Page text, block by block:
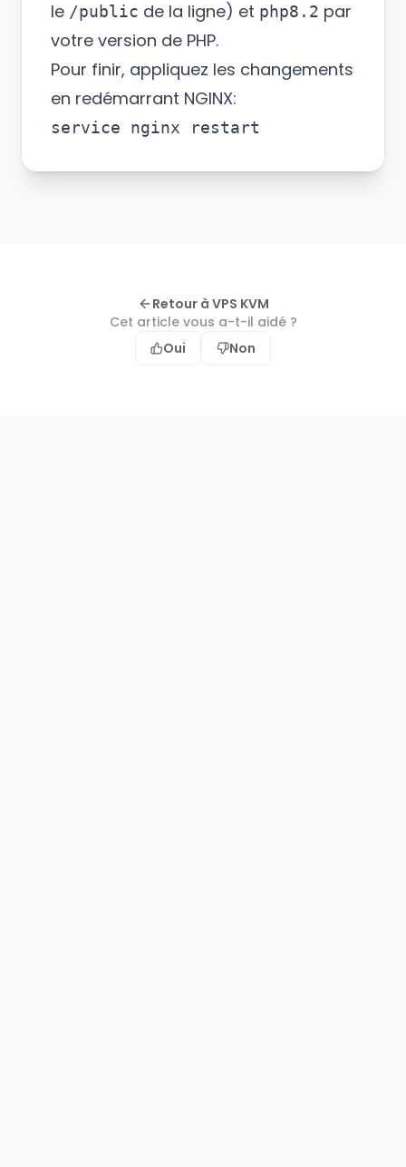
le /public de la ligne) et php8.2 par
votre version de PHP.
Pour finir, appliquez les changements
en redémarrant NGINX:
Retour à VPS KVM
Cet article vous a-t-il aidé ?
Oui
Non